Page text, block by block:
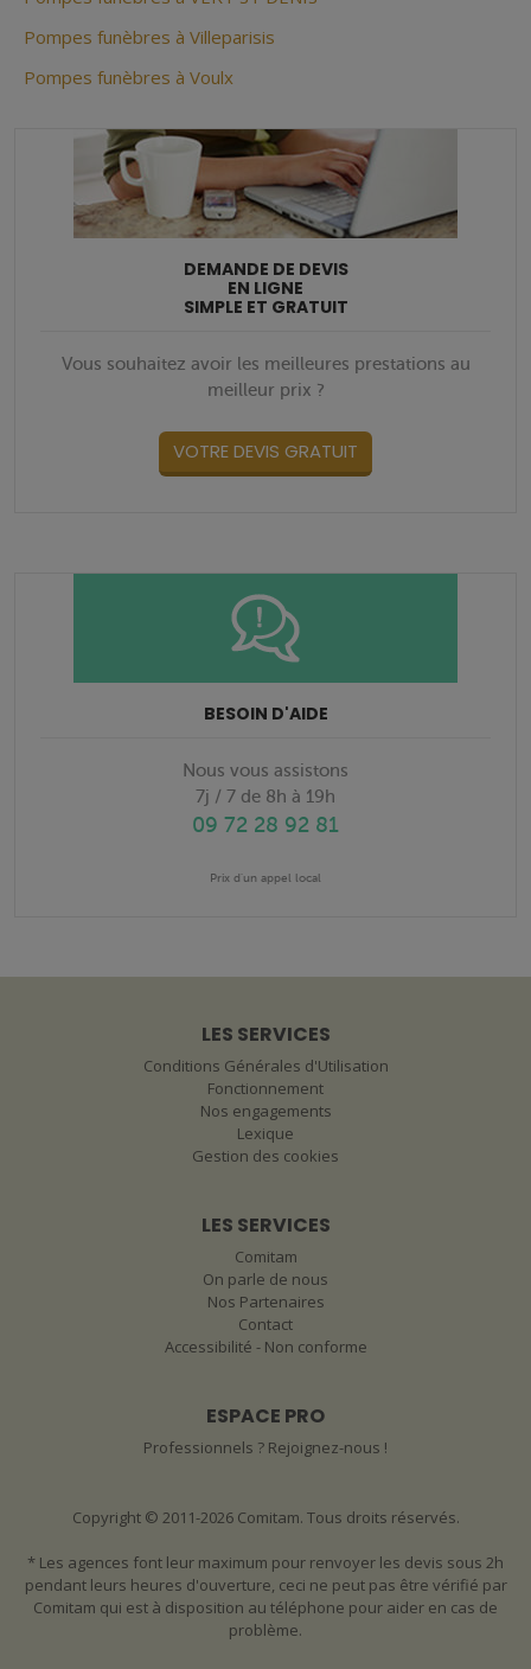
Pompes funèbres à Villeparisis
Pompes funèbres à Voulx
DEMANDE DE DEVIS
EN LIGNE
SIMPLE ET GRATUIT
Vous souhaitez avoir les meilleures prestations au
meilleur prix ?
VOTRE DEVIS GRATUIT
BESOIN D'AIDE
Nous vous assistons
7j / 7 de 8h à 19h
09 72 28 92 81
Prix d'un appel local
LES SERVICES
Conditions Générales d'Utilisation
Fonctionnement
Nos engagements
Lexique
Gestion des cookies
LES SERVICES
Comitam
On parle de nous
Nos Partenaires
Contact
Accessibilité - Non conforme
ESPACE PRO
Professionnels ? Rejoignez-nous !
Copyright © 2011-2026 Comitam. Tous droits réservés.
* Les agences font leur maximum pour renvoyer les devis sous 2h
pendant leurs heures d'ouverture, ceci ne peut pas être vérifié par
Comitam qui est à disposition au téléphone pour aider en cas de
problème.